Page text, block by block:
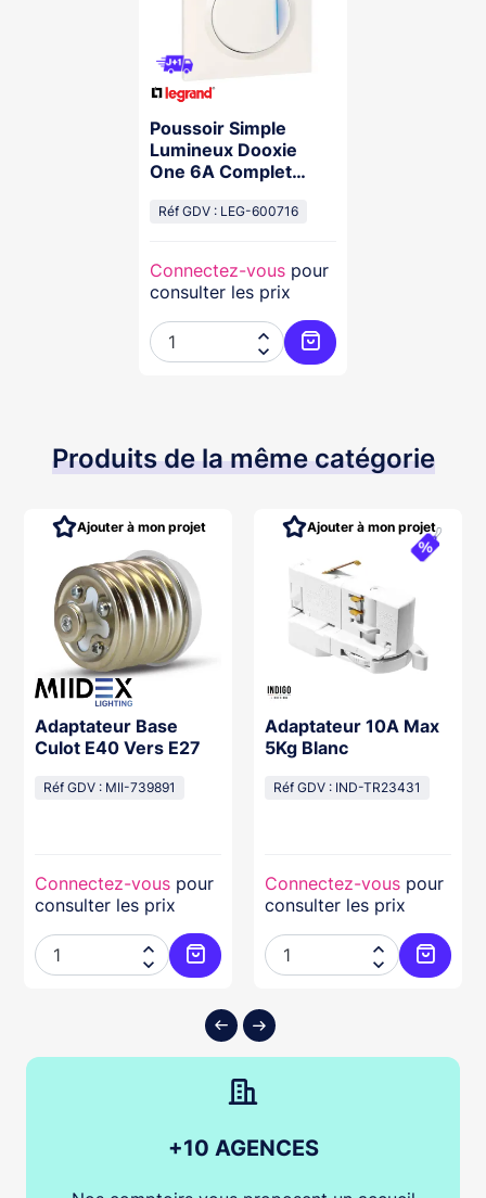
Poussoir Simple
Lumineux Dooxie
One 6A Complet
Réf GDV : LEG-600716
Connectez-vous pour
consulter les prix


Ajouter au panier
Produits de la même catégorie
au panier
Adaptateur Base
Culot E40 Vers E27
Réf GDV : MII-739891
Connectez-vous pour
consulter les prix


Ajouter au panier
Ajouter à mon projet
Adaptateur 10A Max
5Kg Blanc
Réf GDV : IND-TR23431
Connectez-vous pour
consulter les prix


Ajouter à mon projet
+10 AGENCES